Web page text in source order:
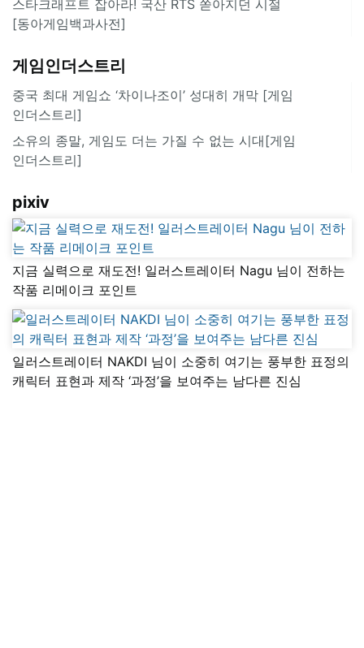
스타크래프트 잡아라! 국산 RTS 쏟아지던 시절
[동아게임백과사전]
게임인더스트리
중국 최대 게임쇼 ‘차이나조이’ 성대히 개막 [게임
인더스트리]
소유의 종말, 게임도 더는 가질 수 없는 시대[게임
인더스트리]
pixiv
지금 실력으로 재도전! 일러스트레이터 Nagu 님이 전하는
작품 리메이크 포인트
일러스트레이터 NAKDI 님이 소중히 여기는 풍부한 표정의
캐릭터 표현과 제작 ‘과정’을 보여주는 남다른 진심